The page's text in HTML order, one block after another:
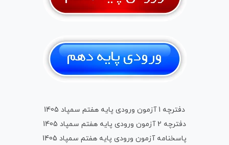
دفترچه 1 آزمون ورودی پایه هفتم سمپاد 1405
دفترچه 2 آزمون ورودی پایه هفتم
سمپاد 1405
پاسخنامه آزمون ورودی پایه هفتم سمپاد 1405